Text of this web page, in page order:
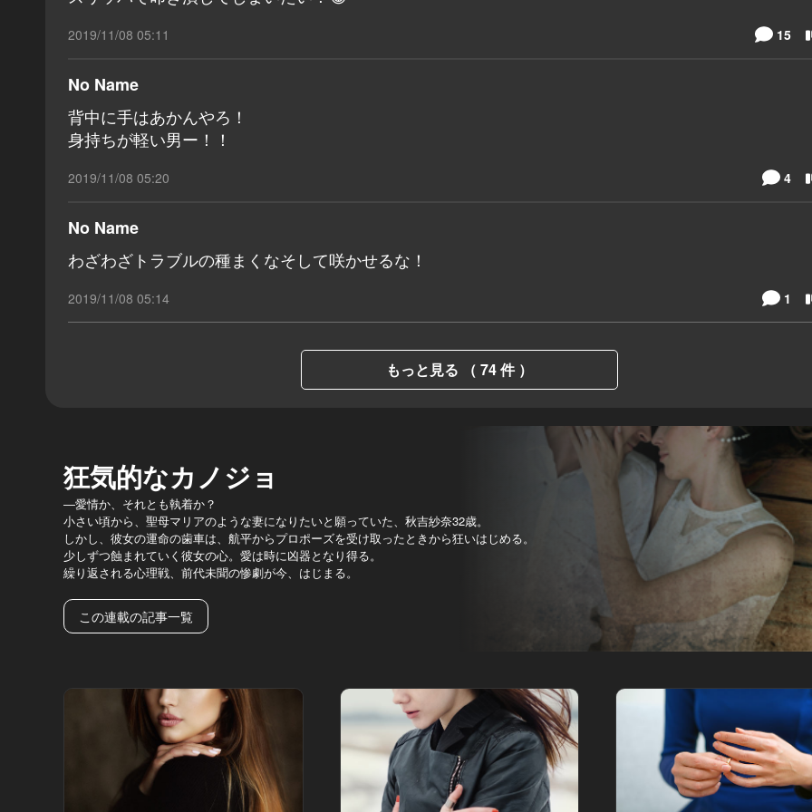
2019/11/08 05:11 15
No Name
背中に手はあかんやろ！
身持ちが軽い男ー！！
2019/11/08 05:20 4
No Name
わざわざトラブルの種まくなそして咲かせるな！
2019/11/08 05:14 1
もっと見る （ 74 件 ）
狂気的なカノジョ
―愛情か、それとも執着か？
小さい頃から、聖母マリアのような妻になりたいと願っていた、秋吉紗奈32歳。
しかし、彼女の運命の歯車は、航平からプロポーズを受け取ったときから狂いはじめる。
少しずつ蝕まれていく彼女の心。愛は時に凶器となり得る。
繰り返される心理戦、前代未聞の惨劇が今、はじまる。
この連載の記事一覧